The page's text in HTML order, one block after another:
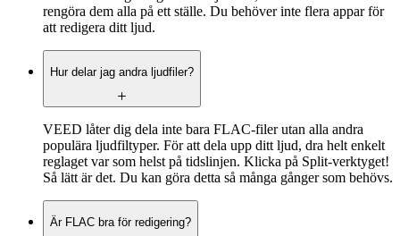
rengöra dem alla på ett ställe. Du behöver inte flera appar för
att redigera ditt ljud.
Hur delar jag andra ljudfiler?
VEED låter dig dela inte bara FLAC-filer utan alla andra
populära ljudfiltyper. För att dela upp ditt ljud, dra helt enkelt
reglaget var som helst på tidslinjen. Klicka på Split-verktyget!
Så lätt är det. Du kan göra detta så många gånger som behövs.
Är FLAC bra för redigering?